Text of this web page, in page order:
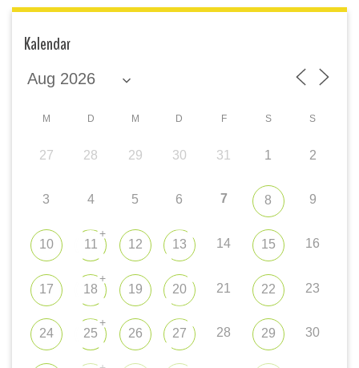
Kalendar
M D M D F S S
27 28 29 30 31 1 2
3 4 5 6 7 8 9
10 11
+
12 13 14 15 16
17 18
+
19 20 21 22 23
24 25
+
26 27 28 29 30